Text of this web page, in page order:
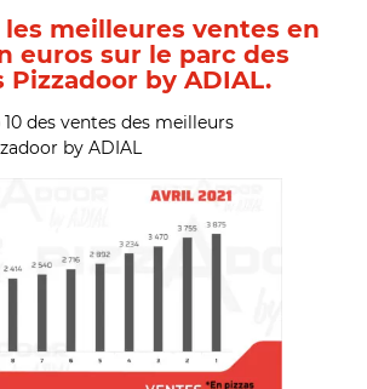
meilleures ventes en
euros sur le parc des
by ADIAL.
des ventes des meilleurs
by ADIAL